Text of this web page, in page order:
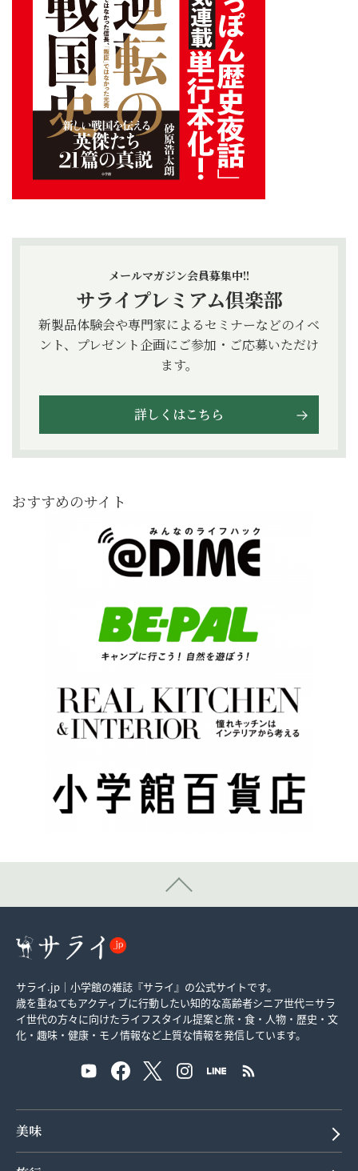
メールマガジン会員募集中!!
サライプレミアム倶楽部
新製品体験会や専門家によるセミナーなどのイベ
ント、プレゼント企画にご参加・ご応募いただけ
ます。
詳しくはこちら
おすすめのサイト
サライ.jp｜小学館の雑誌『サライ』の公式サイトです。
歳を重ねてもアクティブに行動したい知的な高齢者シニア世代＝サラ
イ世代の方々に向けたライフスタイル提案と旅・食・人物・歴史・文
化・趣味・健康・モノ情報など上質な情報を発信しています。
美味